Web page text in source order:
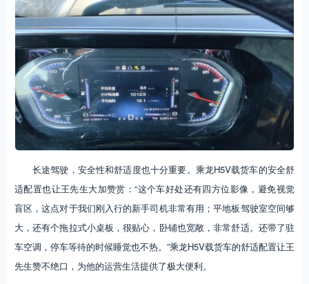
长途驾驶，安全性和舒适度也十分重要。乘龙H5V载货车的安全舒
适配置也让王先生大加赞赏：“这个车好处还有四方位影像，避免视觉
盲区，这点对于我们刚入行的新手司机非常有用；平地板驾驶室空间够
大，还有个拖拉式小桌板，很贴心，卧铺也宽敞，非常舒适。还带了驻
车空调，停车等待的时候睡觉也不热。”乘龙H5V载货车的舒适配置让王
先生赞不绝口，为他的运营生活提供了极大便利。